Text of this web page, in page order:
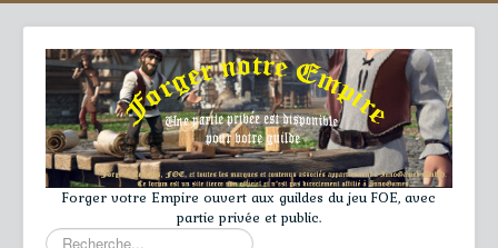
Forger votre Empire ouvert aux guildes du jeu FOE, avec
partie privée et public.
Rechercher